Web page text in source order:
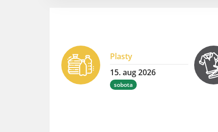
Plasty
15. aug 2026
sobota